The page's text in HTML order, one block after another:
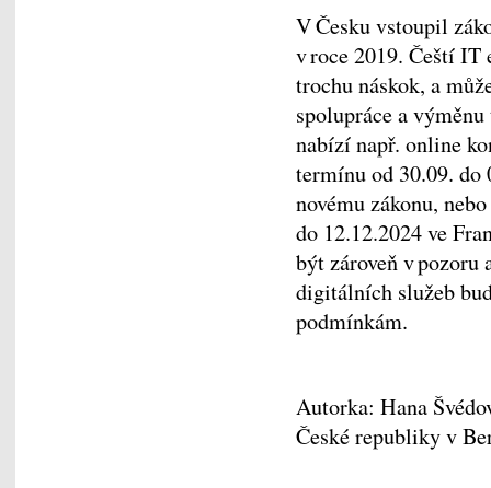
V Česku vstoupil
v roce 2019. Čeští
trochu náskok, a
spolupráce a
nabízí např. online
termínu od 30.09. do
novému zákonu,
do 12.12.2024 ve
být zároveň v pozoru
digitálních služeb
podmínkám.
Autorka: Hana
České republiky v